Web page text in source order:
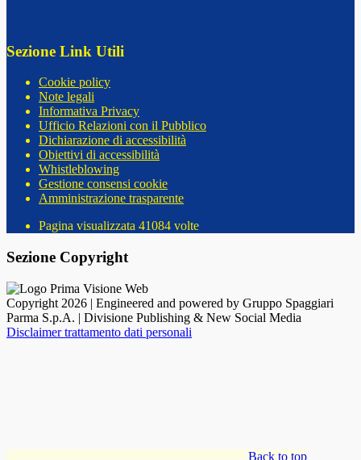
Sezione Link Utili
Cookie policy
Note legali
Informativa Privacy
Ufficio Relazioni con il Pubblico
Dichiarazione di accessibilità
Obiettivi di accessibilità
Whistleblowing
Gestione consensi cookie
Amministrazione trasparente
Pagina visualizzata 41084 volte
Sezione Copyright
Copyright 2026 | Engineered and powered by Gruppo Spaggiari
Parma S.p.A. | Divisione Publishing & New Social Media
Disclaimer trattamento dati personali
Back to top